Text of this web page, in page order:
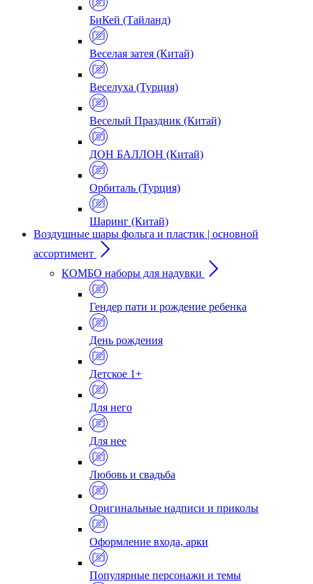
БиКей (Тайланд)
Веселая затея (Китай)
Веселуха (Турция)
Веселый Праздник (Китай)
ДОН БАЛЛОН (Китай)
Орбиталь (Турция)
Шаринг (Китай)
Воздушные шары фольга и пластик | основной
ассортимент
КОМБО наборы для надувки
Гендер пати и рождение ребенка
День рождения
Детское 1+
Для него
Для нее
Любовь и свадьба
Оригинальные надписи и приколы
Оформление входа, арки
Популярные персонажи и темы